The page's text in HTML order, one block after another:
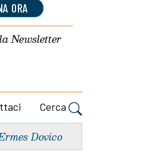
ORA
Newsletter
Cerca
Dovico